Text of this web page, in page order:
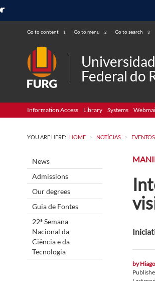
Go to content 1 Go to menu 2 Go to search 3
Federal do
Information Access Library Systems
YOU ARE HERE: HOME > NOTÍCIAS > EVENTOS
News
Admissions
Our degrees
Guia de Fontes
22ª Semana
Nacional da
Ciência e da
Tecnologia
by